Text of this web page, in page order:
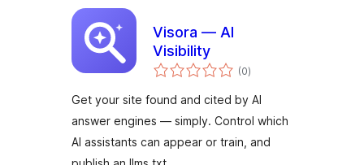
Visora — AI
Visibility
(0vērtējumu
kopsumma
)
Get your site found and cited by AI
answer engines — simply. Control which
AI assistants can appear or train, and